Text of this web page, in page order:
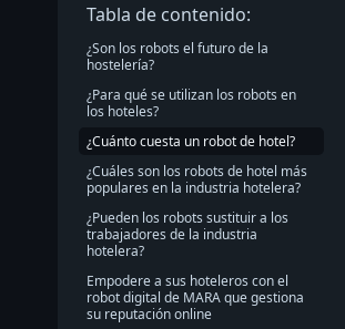
Tabla de contenido:
¿Son los robots el futuro de la
hostelería?
¿Para qué se utilizan los robots en
los hoteles?
¿Cuánto cuesta un robot de hotel?
¿Cuáles son los robots de hotel más
populares en la industria hotelera?
¿Pueden los robots sustituir a los
trabajadores de la industria
hotelera?
Empodere a sus hoteleros con el
robot digital de MARA que gestiona
su reputación online